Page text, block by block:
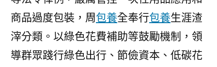
商品過度包裝，周包養全奉行包養生涯渣
滓分類。以綠色花費補助等鼓勵機制，領
導群眾踐行綠色出行、節儉資本、低碳花